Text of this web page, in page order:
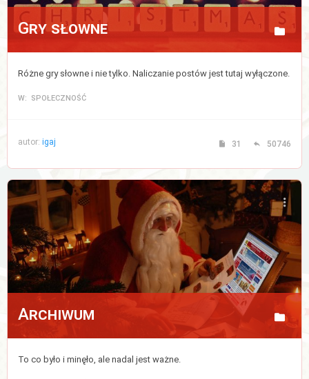
Gry słowne
Różne gry słowne i nie tylko. Naliczanie postów jest tutaj wyłączone.
W: SPOŁECZNOŚĆ
autor: igaj 31 50746
Archiwum
To co było i minęło, ale nadal jest ważne.